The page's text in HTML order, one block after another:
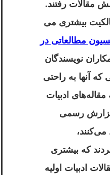
مقالات رفتند.
بیشتری می
مطالعاتی در
نویسندگان
که آنها به راحتی
مقاله‌های ادبیات
گزارش رسمی
که بیشتری
ادبیات اولیه